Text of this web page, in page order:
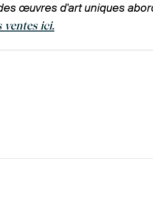
œuvres d'art uniques
ventes ici.